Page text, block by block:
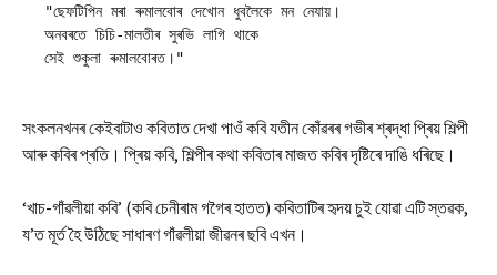
"ছেফটিপিন মৰা ৰুমালবোৰ দেখোন ধুবলৈকে মন নেযায়।
অনবৰতে চিচি-মালতীৰ সুৰভি লাগি থাকে
সেই শুকুলা ৰুমালবোৰত।"
সংকলনখনৰ কেইবাটাও কবিতাত দেখা পাওঁ কবি যতীন কোঁৱৰৰ গভীৰ শ্ৰদ্ধা প্ৰিয় শিল্পী
আৰু কবিৰ প্ৰতি। প্ৰিয় কবি, শিল্পীৰ কথা কবিতাৰ মাজত কবিৰ দৃষ্টিৰে দাঙি ধৰিছে।
‘খাচ-গাঁৱলীয়া কবি’ (কবি চেনীৰাম গগৈৰ হাতত) কবিতাটিৰ হৃদয় চুই যোৱা এটি স্তৱক,
য’ত মূৰ্ত হৈ উঠিছে সাধাৰণ গাঁৱলীয়া জীৱনৰ ছবি এখন।